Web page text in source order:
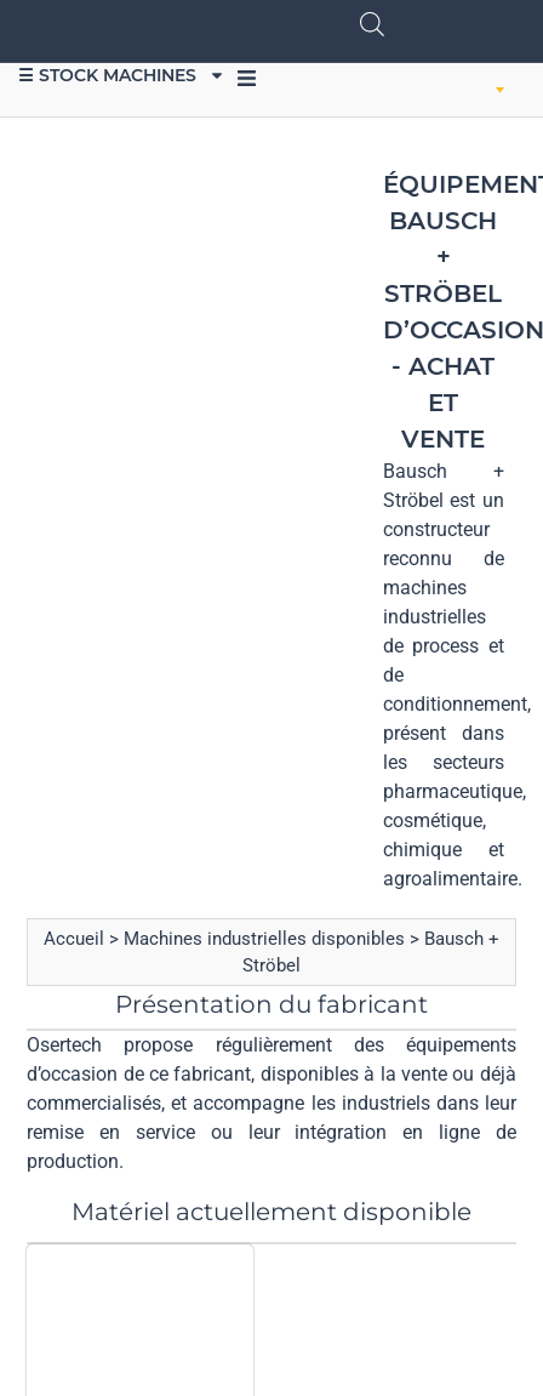
☰ STOCK MACHINES
BAUSCH
+
STRÖBEL
- ACHAT
ET
VENTE
Bausch +
Ströbel est un
constructeur
reconnu de
machines
industrielles
de process et
de
conditionnement,
présent dans
les secteurs
pharmaceutique,
cosmétique,
chimique et
agroalimentaire.
Accueil > Machines industrielles disponibles > Bausch +
Ströbel
Présentation du fabricant
Osertech propose régulièrement des équipements
d’occasion de ce fabricant, disponibles à la vente ou déjà
commercialisés, et accompagne les industriels dans leur
remise en service ou leur intégration en ligne de
production.
Matériel actuellement disponible